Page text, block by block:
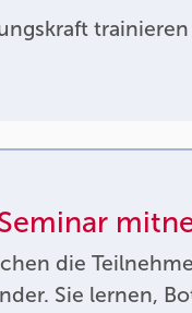
trainieren
die
Sie lernen,